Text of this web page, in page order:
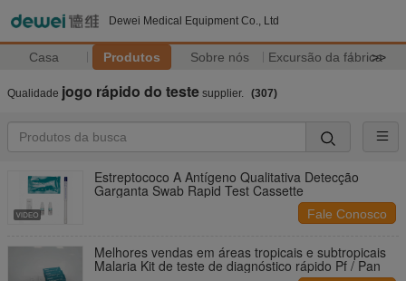
Dewei Medical Equipment Co., Ltd
Casa Produtos Sobre nós Excursão da fábrica
>>
Qualidade jogo rápido do teste supplier. (307)
Estreptococo A Antígeno Qualitativa Detecção
Garganta Swab Rapid Test Cassette
Fale Conosco
Melhores vendas em áreas tropicais e subtropicais
Malaria Kit de teste de diagnóstico rápido Pf / Pan